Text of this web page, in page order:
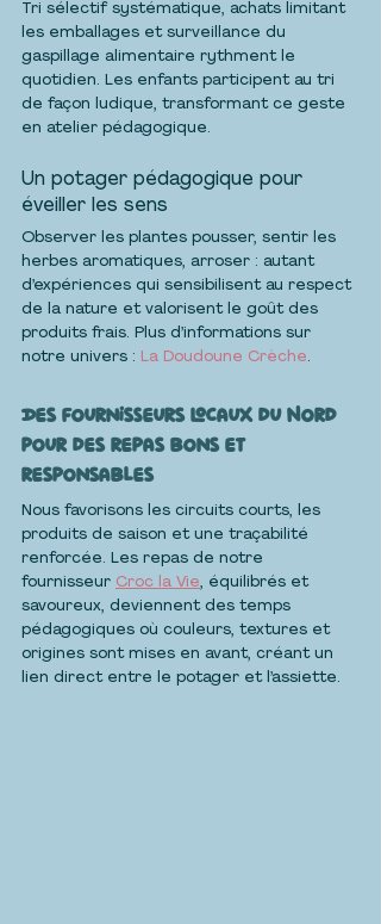
Tri sélectif systématique, achats limitant
les emballages et surveillance du
gaspillage alimentaire rythment le
quotidien. Les enfants participent au tri
de façon ludique, transformant ce geste
en atelier pédagogique.
Un potager pédagogique pour
éveiller les sens
Observer les plantes pousser, sentir les
herbes aromatiques, arroser : autant
d’expériences qui sensibilisent au respect
de la nature et valorisent le goût des
produits frais. Plus d’informations sur
notre univers : La Doudoune Crèche.
Des fournisseurs locaux du Nord
pour des repas bons et
responsables
Nous favorisons les circuits courts, les
produits de saison et une traçabilité
renforcée. Les repas de notre
fournisseur Croc la Vie, équilibrés et
savoureux, deviennent des temps
pédagogiques où couleurs, textures et
origines sont mises en avant, créant un
lien direct entre le potager et l’assiette.